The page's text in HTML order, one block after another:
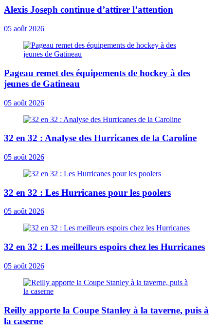
Alexis Joseph continue d’attirer l’attention
05 août 2026
Pageau remet des équipements de hockey à des
jeunes de Gatineau
05 août 2026
32 en 32 : Analyse des Hurricanes de la Caroline
05 août 2026
32 en 32 : Les Hurricanes pour les poolers
05 août 2026
32 en 32 : Les meilleurs espoirs chez les Hurricanes
05 août 2026
Reilly apporte la Coupe Stanley à la taverne, puis à
la caserne